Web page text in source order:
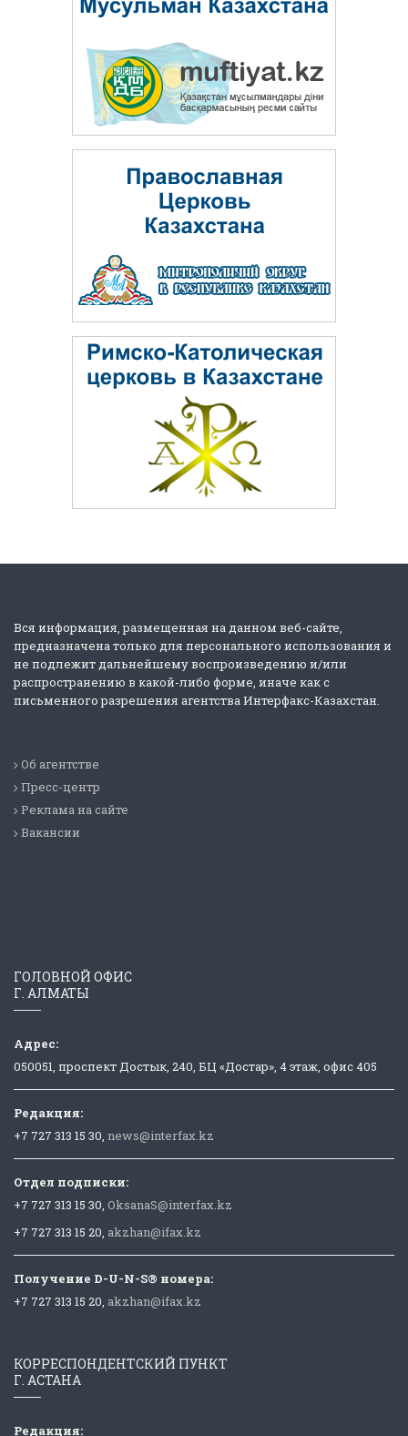
Вся информация, размещенная на данном веб-сайте,
предназначена только для персонального использования и
не подлежит дальнейшему воспроизведению и/или
распространению в какой-либо форме, иначе как с
письменного разрешения агентства Интерфакс-Казахстан.
Об агентстве
Пресс-центр
Реклама на сайте
Вакансии
ГОЛОВНОЙ ОФИС
Г. АЛМАТЫ
Адрес:
050051, проспект Достык, 240, БЦ «Достар», 4 этаж, офис 405
Редакция:
+7 727 313 15 30, news@interfax.kz
Отдел подписки:
+7 727 313 15 30, OksanaS@interfax.kz
+7 727 313 15 20, akzhan@ifax.kz
Получение D-U-N-S® номера:
+7 727 313 15 20, akzhan@ifax.kz
КОРРЕСПОНДЕНТСКИЙ ПУНКТ
Г. АСТАНА
Редакция: